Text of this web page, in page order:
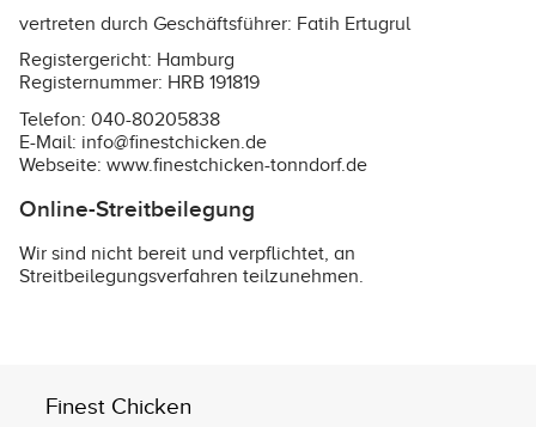
vertreten durch Geschäftsführer: Fatih Ertugrul
Registergericht: Hamburg
Registernummer: HRB 191819
Telefon: 040-80205838
E-Mail: info@finestchicken.de
Webseite: www.finestchicken-tonndorf.de
Online-Streitbeilegung
Wir sind nicht bereit und verpflichtet, an
Streitbeilegungsverfahren teilzunehmen.
Finest Chicken